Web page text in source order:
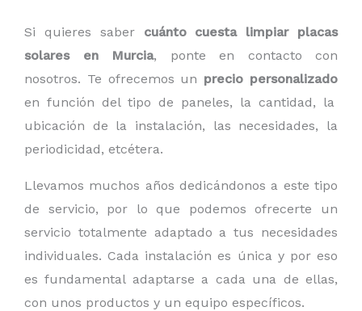
Si quieres saber cuánto cuesta limpiar placas
solares en Murcia, ponte en contacto con
nosotros. Te ofrecemos un precio personalizado
en función del tipo de paneles, la cantidad, la
ubicación de la instalación, las necesidades, la
periodicidad, etcétera.
Llevamos muchos años dedicándonos a este tipo
de servicio, por lo que podemos ofrecerte un
servicio totalmente adaptado a tus necesidades
individuales. Cada instalación es única y por eso
es fundamental adaptarse a cada una de ellas,
con unos productos y un equipo específicos.